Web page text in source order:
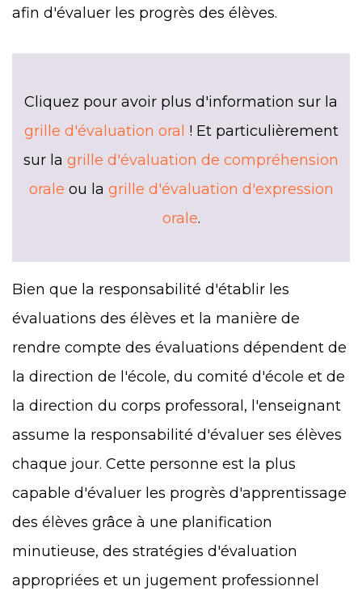
afin d'évaluer les progrès des élèves.
Cliquez pour avoir plus d'information sur la
grille d'évaluation oral ! Et particulièrement
sur la grille d'évaluation de compréhension
orale ou la grille d'évaluation d'expression
orale.
Bien que la responsabilité d'établir les
évaluations des élèves et la manière de
rendre compte des évaluations dépendent de
la direction de l'école, du comité d'école et de
la direction du corps professoral, l'enseignant
assume la responsabilité d'évaluer ses élèves
chaque jour. Cette personne est la plus
capable d'évaluer les progrès d'apprentissage
des élèves grâce à une planification
minutieuse, des stratégies d'évaluation
appropriées et un jugement professionnel